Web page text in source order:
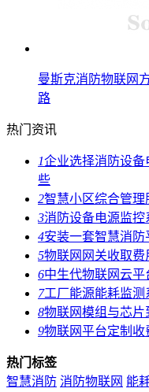
曼斯克消防物联网
路
热门资讯
1企业选择消防设
些
2智慧小区综合管理
3消防设备电源监控
4安装一套智慧消防
5物联网网关收取费
6中生代物联网云平
7工厂能源能耗监
8物联网模组与芯片
9物联网平台定制收
热门标签
智慧消防 消防物联网 能